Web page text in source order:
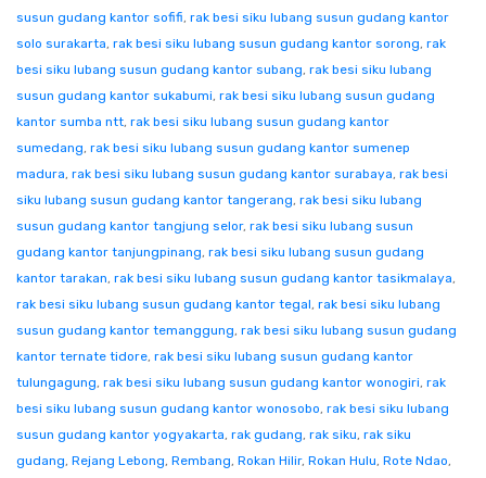
susun gudang kantor sofifi, rak besi siku lubang susun gudang kantor
solo surakarta, rak besi siku lubang susun gudang kantor sorong, rak
besi siku lubang susun gudang kantor subang, rak besi siku lubang
susun gudang kantor sukabumi, rak besi siku lubang susun gudang
kantor sumba ntt, rak besi siku lubang susun gudang kantor
sumedang, rak besi siku lubang susun gudang kantor sumenep
madura, rak besi siku lubang susun gudang kantor surabaya, rak besi
siku lubang susun gudang kantor tangerang, rak besi siku lubang
susun gudang kantor tangjung selor, rak besi siku lubang susun
gudang kantor tanjungpinang, rak besi siku lubang susun gudang
kantor tarakan, rak besi siku lubang susun gudang kantor tasikmalaya,
rak besi siku lubang susun gudang kantor tegal, rak besi siku lubang
susun gudang kantor temanggung, rak besi siku lubang susun gudang
kantor ternate tidore, rak besi siku lubang susun gudang kantor
tulungagung, rak besi siku lubang susun gudang kantor wonogiri, rak
besi siku lubang susun gudang kantor wonosobo, rak besi siku lubang
susun gudang kantor yogyakarta, rak gudang, rak siku, rak siku
gudang, Rejang Lebong, Rembang, Rokan Hilir, Rokan Hulu, Rote Ndao,